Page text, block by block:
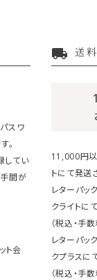
スワ
。
してい
間が
ト会
local_shipping 送
11,000円
トにて発送
レターパッ
クライトに
（税込・手
レターパッ
クプラスに
（税込・手